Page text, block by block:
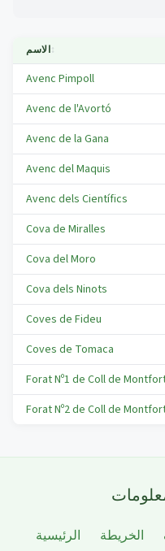
الاسم↕
Avenc Pimpoll
Avenc de l'Avortó
Avenc de la Gana
Avenc del Maquis
Avenc dels Científics
Cova de Miralles
Cova del Moro
Cova dels Ninots
Coves de Fideu
Coves de Tomaca
Forat Nº1 de Coll de
Forat Nº2 de Coll de
الرئيسية الخريطة